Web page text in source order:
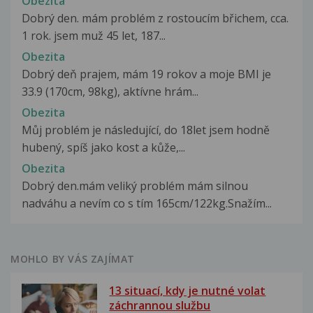
Dobrý den. mám problém z rostoucím břichem, cca.
1 rok. jsem muž 45 let, 187...
Obezita
Dobrý deň prajem, mám 19 rokov a moje BMI je
33.9 (170cm, 98kg), aktívne hrám...
Obezita
Můj problém je následující, do 18let jsem hodně
hubený, spíš jako kost a kůže,...
Obezita
Dobrý den.mám veliký problém mám silnou
nadváhu a nevím co s tím 165cm/122kg.Snažím...
MOHLO BY VÁS ZAJÍMAT
13 situací, kdy je nutné volat
záchrannou službu